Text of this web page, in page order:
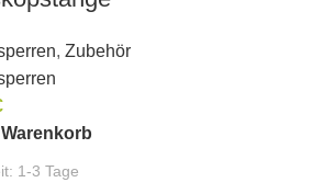
, Zubehör
Warenkorb
1-3 Tage